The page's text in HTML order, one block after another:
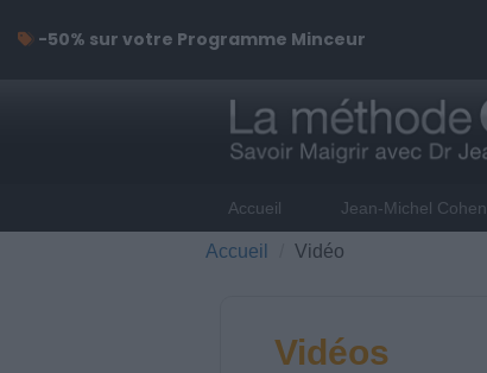
Accueil Jean-Michel Cohen
Accueil Vidéo
Vidéos
-50% sur votre Programme Minceur